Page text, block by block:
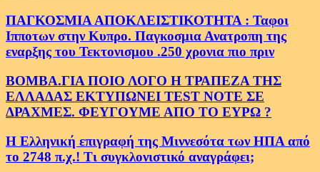
ΠΑΓΚΟΣΜΙΑ ΑΠΟΚΛΕΙΣΤΙΚΟΤΗΤΑ : Ταφοι
Ιπποτων στην Κυπρο. Παγκοσμια Ανατροπη της
εναρξης του Τεκτονισμου .250 χρονια πιο πριν
ΒΟΜΒΑ.ΓΙΑ ΠΟΙΟ ΛΟΓΟ Η ΤΡΑΠΕΖΑ ΤΗΣ
ΕΛΛΑΔΑΣ ΕΚΤΥΠΩΝΕΙ TEST NOTE ΣΕ
ΔΡΑΧΜΕΣ. ΦΕΥΓΟΥΜΕ ΑΠΟ ΤΟ ΕΥΡΩ ?
Η Ελληνική επιγραφή της Μιννεσότα των ΗΠΑ από
το 2748 π.χ.! Τι συγκλονιστικό αναγράφει;